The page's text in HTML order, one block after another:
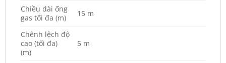
Chiều dài ống
gas tối đa (m)
15 m
Chênh lệch độ
cao (tối đa)
(m)
5 m